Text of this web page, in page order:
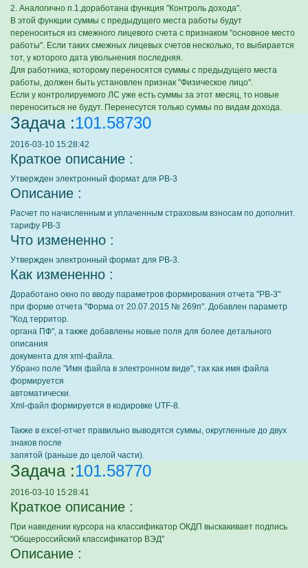
2. Аналогично п.1.доработана функция "Контроль дохода".
В этой функции суммы с предыдущего места работы будут
переноситься из смежного лицевого счета с признаком "основное место
работы". Если таких смежных лицевых счетов несколько, то выбирается
тот, у которого дата увольнения последняя.
Для работника, которому переносятся суммы с предыдущего места
работы, должен быть установлен признак "Физическое лицо".
Если у контролируемого ЛС уже есть суммы за этот месяц, то новые
переноситься не будут. Перенесутся только суммы по видам дохода.
Задача :101.58730
2016-03-10 15:28:42
Краткое описание :
Утвержден электронный формат для РВ-3
Описание :
Расчет по начисленным и уплаченным страховым взносам по дополнит.
тарифу РВ-3
Что измененно :
Утвержден электронный формат для РВ-3.
Как измененно :
Доработано окно по вводу параметров формирования отчета "РВ-3"
при форме отчета "Форма от 20.07.2015 № 269п". Добавлен параметр
"Код территор.
органа ПФ", а также добавлены новые поля для более детального
описания
документа для xml-файла.
Убрано поле "Имя файла в электронном виде", так как имя файла
формируется
автоматически.
Xml-файл формируется в кодировке UTF-8.
Также в excel-отчет правильно выводятся суммы, округленные до двух
знаков после
запятой (раньше до целой части).
Задача :101.58770
2016-03-10 15:28:41
Краткое описание :
При наведении курсора на классификатор ОКДП выскакивает подпись
"Общероссийский классификатор ВЭД"
Описание :